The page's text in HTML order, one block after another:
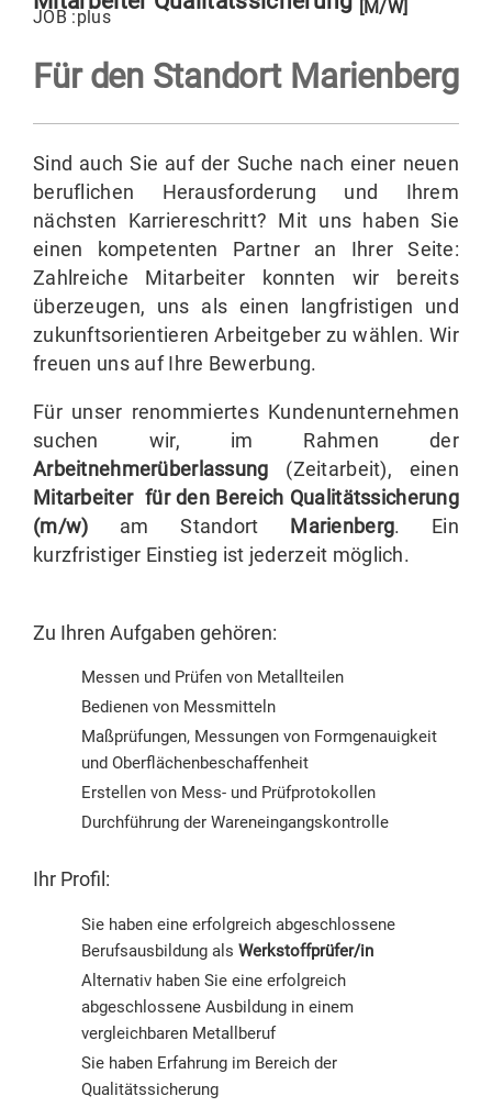
[M/W]
JOB :plus
Für den Standort Marienberg
Sind auch Sie auf der Suche nach einer neuen
beruflichen Herausforderung und Ihrem
nächsten Karriereschritt? Mit uns haben Sie
einen kompetenten Partner an Ihrer Seite:
Zahlreiche Mitarbeiter konnten wir bereits
überzeugen, uns als einen langfristigen und
zukunftsorientieren Arbeitgeber zu wählen. Wir
freuen uns auf Ihre Bewerbung.
Für unser renommiertes Kundenunternehmen
suchen wir, im Rahmen der
Arbeitnehmerüberlassung (Zeitarbeit), einen
Mitarbeiter für den Bereich Qualitätssicherung
(m/w) am Standort Marienberg. Ein
kurzfristiger Einstieg ist jederzeit möglich.
Zu Ihren Aufgaben gehören:
Messen und Prüfen von Metallteilen
Bedienen von Messmitteln
Maßprüfungen, Messungen von Formgenauigkeit
und Oberflächenbeschaffenheit
Erstellen von Mess- und Prüfprotokollen
Durchführung der Wareneingangskontrolle
Ihr Profil:
Sie haben eine erfolgreich abgeschlossene
Berufsausbildung als Werkstoffprüfer/in
Alternativ haben Sie eine erfolgreich
abgeschlossene Ausbildung in einem
vergleichbaren Metallberuf
Sie haben Erfahrung im Bereich der
Qualitätssicherung